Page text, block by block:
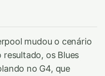
mudou o cenário
resultado, os Blues
no G4, que